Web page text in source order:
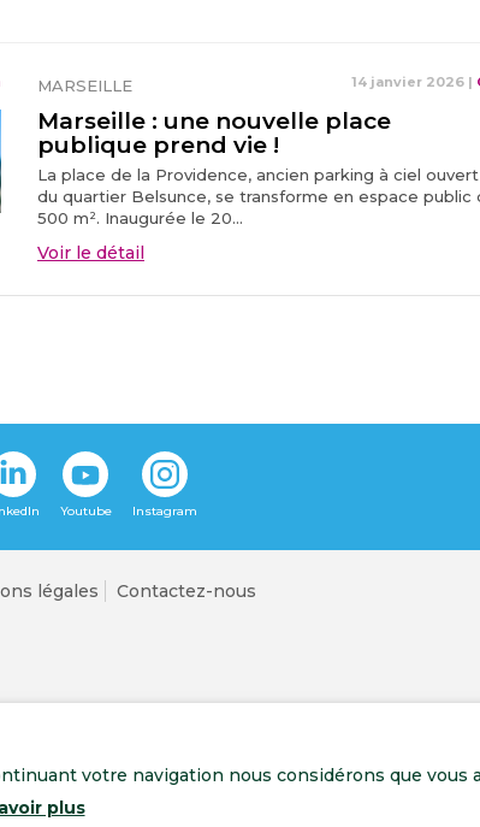
MARSEILLE 14 janvier 2026 |
Marseille : une nouvelle place
publique prend vie !
La place de la Providence, ancien parking à ciel ouvert
du quartier Belsunce, se transforme en espace public
500 m². Inaugurée le 20...
Voir le détail
légales Contactez-nous
votre navigation nous considérons que vous
plus